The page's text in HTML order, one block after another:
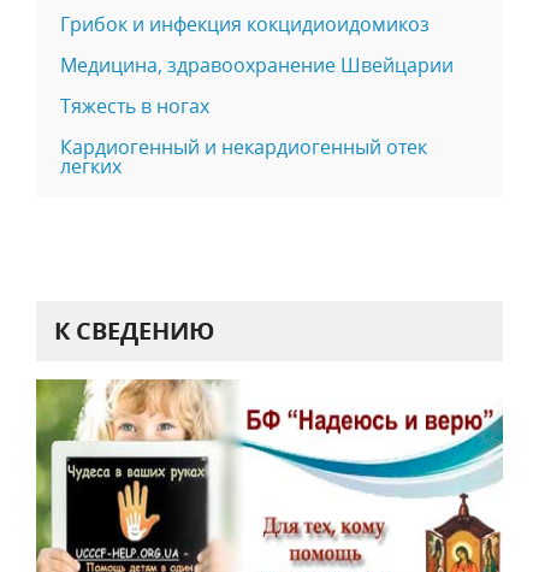
Грибок и инфекция кокцидиоидомикоз
Медицина, здравоохранение Швейцарии
Тяжесть в ногах
Кардиогенный и некардиогенный отек
легких
К СВЕДЕНИЮ